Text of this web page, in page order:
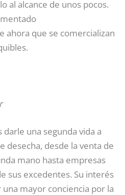
al alcance de unos pocos.
ahora que se comercializan
darle una segunda vida a
desecha, desde la venta de
mano hasta empresas
sus excedentes. Su interés
mayor conciencia por la